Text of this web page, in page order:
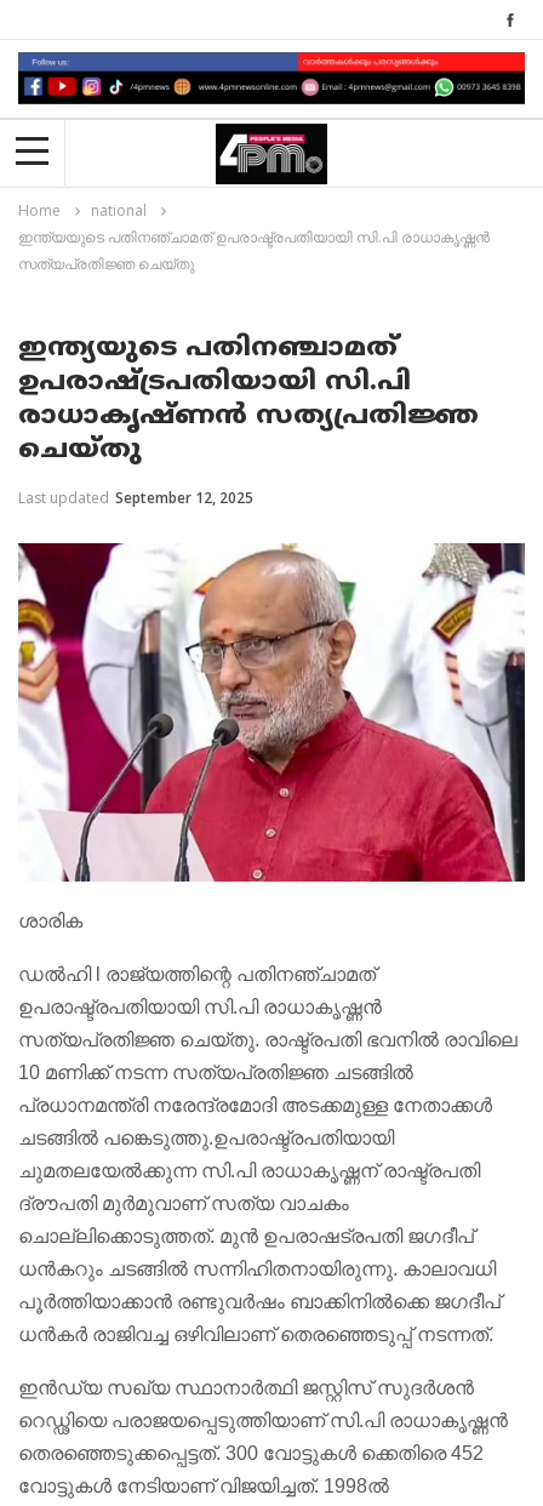
Home
national
ഇന്ത്യയുടെ പതിനഞ്ചാമത് ഉപരാഷ്ട്രപതിയായി സി.പി രാധാകൃഷ്ണൻ
സത്യപ്രതിജ്ഞ ചെയ്തു
ഇന്ത്യയുടെ പതിനഞ്ചാമത്
ഉപരാഷ്ട്രപതിയായി സി.പി
രാധാകൃഷ്ണൻ സത്യപ്രതിജ്ഞ
ചെയ്തു
Last updated September 12, 2025
ശാരിക
ഡൽഹി l രാജ്യത്തിന്റെ പതിനഞ്ചാമത്
ഉപരാഷ്ട്രപതിയായി സി.പി രാധാകൃഷ്ണൻ
സത്യപ്രതിജ്ഞ ചെയ്തു. രാഷ്ട്രപതി ഭവനിൽ രാവിലെ
10 മണിക്ക് നടന്ന സത്യപ്രതിജ്ഞ ചടങ്ങിൽ
പ്രധാനമന്ത്രി നരേന്ദ്രമോദി അടക്കമുള്ള നേതാക്കൾ
ചടങ്ങിൽ പങ്കെടുത്തു.ഉപരാഷ്ട്രപതിയായി
ചുമതലയേൽക്കുന്ന സി.പി രാധാകൃഷ്ണന് രാഷ്ട്രപതി
ദ്രൗപതി മുർമുവാണ് സത്യ വാചകം
ചൊല്ലിക്കൊടുത്തത്. മുൻ ഉപരാഷട്രപതി ജഗദീപ്
ധൻകറും ചടങ്ങിൽ സന്നിഹിതനായിരുന്നു. കാലാവധി
പൂർത്തിയാക്കാൻ രണ്ടുവർഷം ബാക്കിനിൽക്കെ ജഗദീപ്
ധൻകർ രാജിവച്ച ഒഴിവിലാണ് തെരഞ്ഞെടുപ്പ് നടന്നത്.
ഇൻഡ്യ സഖ്യ സ്ഥാനാർത്ഥി ജസ്റ്റിസ് സുദർശൻ
റെഡ്ഢിയെ പരാജയപ്പെടുത്തിയാണ് സി.പി രാധാകൃഷ്ണൻ
തെരഞ്ഞെടുക്കപ്പെട്ടത്. 300 വോട്ടുകൾ ക്കെതിരെ 452
വോട്ടുകൾ നേടിയാണ് വിജയിച്ചത്. 1998ൽ